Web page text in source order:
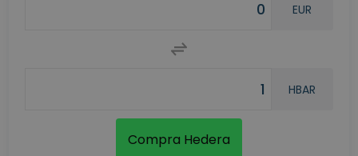
EUR
HBAR
Compra Hedera